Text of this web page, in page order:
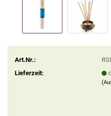
Art.Nr.:
Lieferzeit: